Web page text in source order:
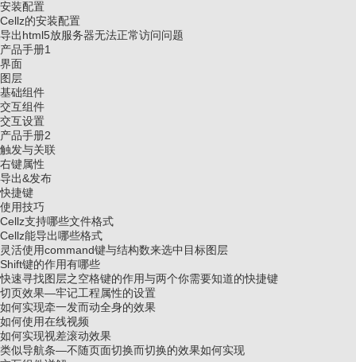
安装配置
Cellz的安装配置
导出html5放服务器无法正常访问问题
产品手册1
界面
图层
基础组件
交互组件
交互设置
产品手册2
触发与关联
右键属性
导出&发布
快捷键
使用技巧
Cellz支持哪些文件格式
Cellz能导出哪些格式
灵活使用command键与结构数来选中目标图层
Shift键的作用有哪些
快速寻找图层之空格键的作用与两个你需要知道的快捷键
切页效果—牢记工程属性的设置
如何实现牵一发而动全身的效果
如何使用在线视频
如何实现视差滚动效果
类似导航条—不随页面切换而切换的效果如何实现